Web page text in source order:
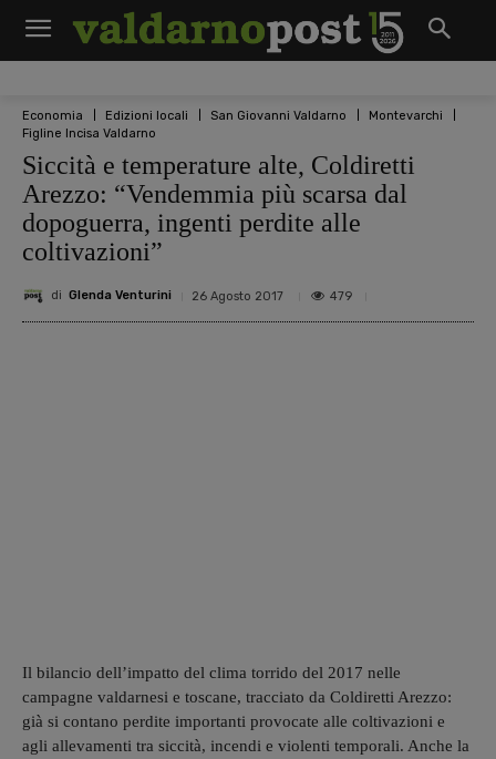
Economia Edizioni locali San Giovanni Valdarno
Montevarchi
Figline Incisa Valdarno
Siccità e temperature alte, Coldiretti
Arezzo: “Vendemmia più scarsa dal
dopoguerra, ingenti perdite alle
coltivazioni”
di Glenda Venturini 26 Agosto 2017 479
Il bilancio dell’impatto del clima torrido del 2017 nelle
campagne valdarnesi e toscane, tracciato da Coldiretti Arezzo:
già si contano perdite importanti provocate alle coltivazioni e
agli allevamenti tra siccità, incendi e violenti temporali. Anche la